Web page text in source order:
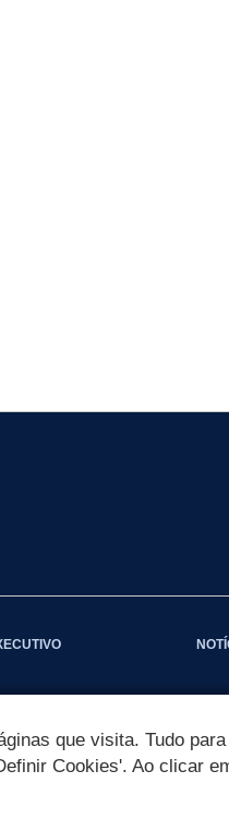
que visita. Tudo
Cookies'. Ao clicar